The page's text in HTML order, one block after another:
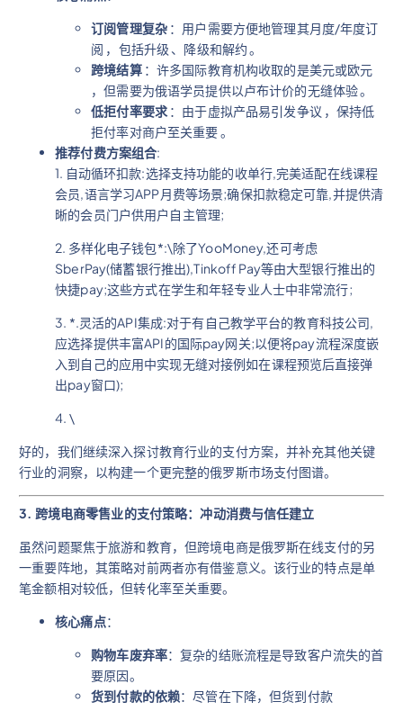
订阅管理复杂：用户需要方便地管理其月度/年度订
阅 ，包括升级 、降级和解约 。
跨境结算：许多国际教育机构收取的是美元或欧元
，但需要为俄语学员提供以卢布计价的无缝体验 。
低拒付率要求：由于虚拟产品易引发争议 ，保持低
拒付率对商户至关重要 。
推荐付费方案组合:
1. 自动循环扣款:选择支持功能的收单行,完美适配在线课程
会员,语言学习APP月费等场景;确保扣款稳定可靠,并提供清
晰的会员门户供用户自主管理;
2. 多样化电子钱包*:\除了YooMoney,还可考虑
SberPay(储蓄银行推出),Tinkoff Pay等由大型银行推出的
快捷pay;这些方式在学生和年轻专业人士中非常流行;
3. *.灵活的API集成:对于有自己教学平台的教育科技公司,
应选择提供丰富API的国际pay网关;以便将pay流程深度嵌
入到自己的应用中实现无缝对接例如在课程预览后直接弹
出pay窗口);
4. \
好的，我们继续深入探讨教育行业的支付方案，并补充其他关键
行业的洞察，以构建一个更完整的俄罗斯市场支付图谱。
3. 跨境电商零售业的支付策略：冲动消费与信任建立
虽然问题聚焦于旅游和教育，但跨境电商是俄罗斯在线支付的另
一重要阵地，其策略对前两者亦有借鉴意义。该行业的特点是单
笔金额相对较低，但转化率至关重要。
核心痛点：
购物车废弃率：复杂的结账流程是导致客户流失的首
要原因。
货到付款的依赖：尽管在下降，但货到付款